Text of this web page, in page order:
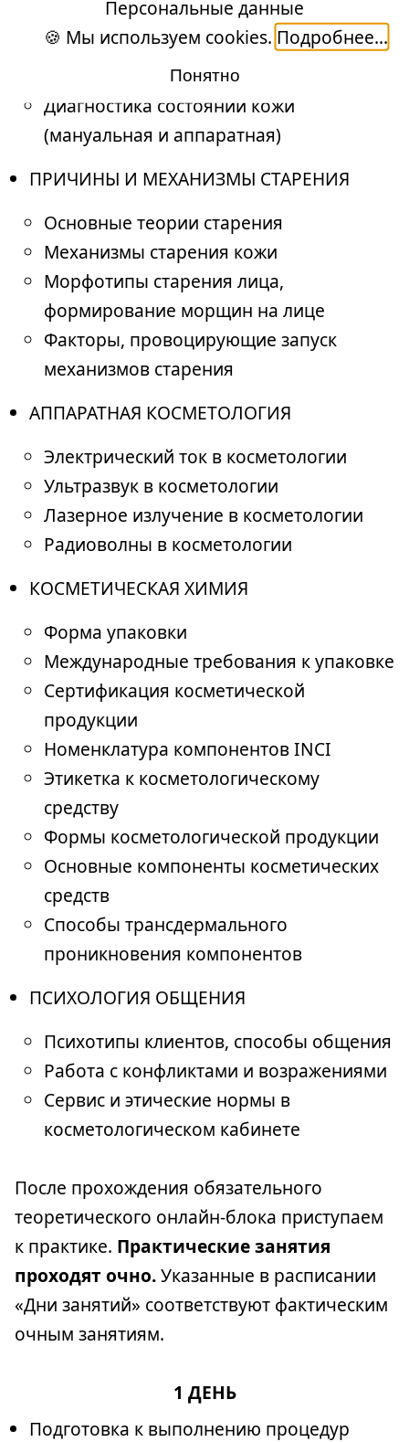
Типы и состояния кожи
Фото-типы кожи
Диагностика состояний кожи
(мануальная и аппаратная)
ПРИЧИНЫ И МЕХАНИЗМЫ СТАРЕНИЯ
Основные теории старения
Механизмы старения кожи
Морфотипы старения лица,
формирование морщин на лице
Факторы, провоцирующие запуск
механизмов старения
АППАРАТНАЯ КОСМЕТОЛОГИЯ
Электрический ток в косметологии
Ультразвук в косметологии
Лазерное излучение в косметологии
Радиоволны в косметологии
КОСМЕТИЧЕСКАЯ ХИМИЯ
Форма упаковки
Международные требования к упаковке
Сертификация косметической
продукции
Номенклатура компонентов INCI
Этикетка к косметологическому
средству
Формы косметологической продукции
Основные компоненты косметических
средств
Способы трансдермального
проникновения компонентов
ПСИХОЛОГИЯ ОБЩЕНИЯ
Психотипы клиентов, способы общения
Работа с конфликтами и возражениями
Сервис и этические нормы в
косметологическом кабинете
После прохождения обязательного
теоретического онлайн-блока приступаем
к практике. Практические занятия
проходят очно.Указанные в расписании
«Дни занятий» соответствуют фактическим
очным занятиям.
1 ДЕНЬ
Подготовка к выполнению процедур
Персональные данные
🍪 Мы используем cookies. Подробнее...
Понятно